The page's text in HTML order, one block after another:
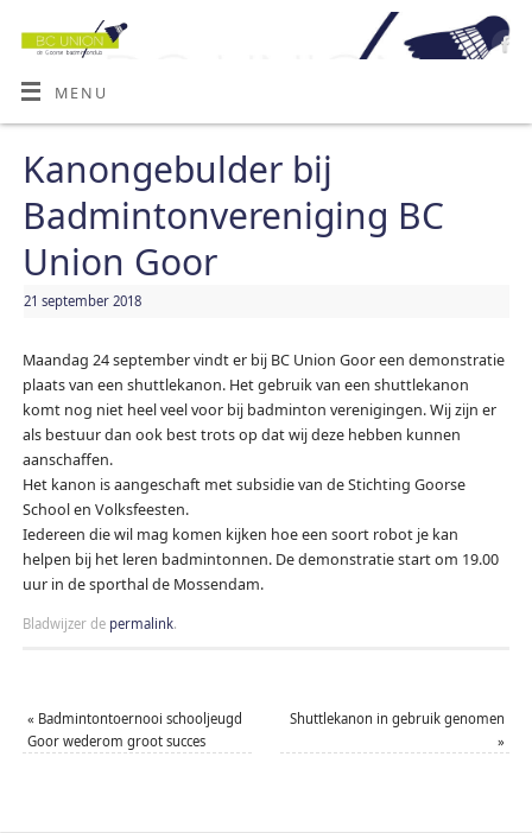
MENU
Kanongebulder bij
Badmintonvereniging BC
Union Goor
21 september 2018
Maandag 24 september vindt er bij BC Union Goor een demonstratie
plaats van een shuttlekanon. Het gebruik van een shuttlekanon
komt nog niet heel veel voor bij badminton verenigingen. Wij zijn er
als bestuur dan ook best trots op dat wij deze hebben kunnen
aanschaffen.
Het kanon is aangeschaft met subsidie van de Stichting Goorse
School en Volksfeesten.
Iedereen die wil mag komen kijken hoe een soort robot je kan
helpen bij het leren badmintonnen. De demonstratie start om 19.00
uur in de sporthal de Mossendam.
Bladwijzer de permalink.
« Badmintontoernooi schooljeugd
Goor wederom groot succes
Shuttlekanon in gebruik genomen
»